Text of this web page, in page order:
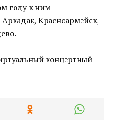
году к ним
Красноармейск,